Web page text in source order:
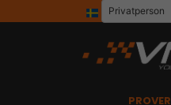
PROVER